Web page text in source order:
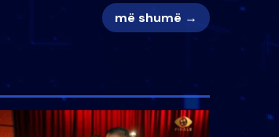
më shumë →